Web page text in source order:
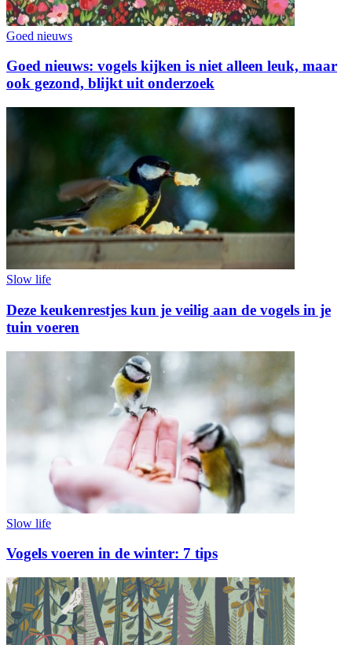
Goed nieuws
Goed nieuws: vogels kijken is niet alleen leuk, maar
ook gezond, blijkt uit onderzoek
Slow life
Deze keukenrestjes kun je veilig aan de vogels in je
tuin voeren
Slow life
Vogels voeren in de winter: 7 tips